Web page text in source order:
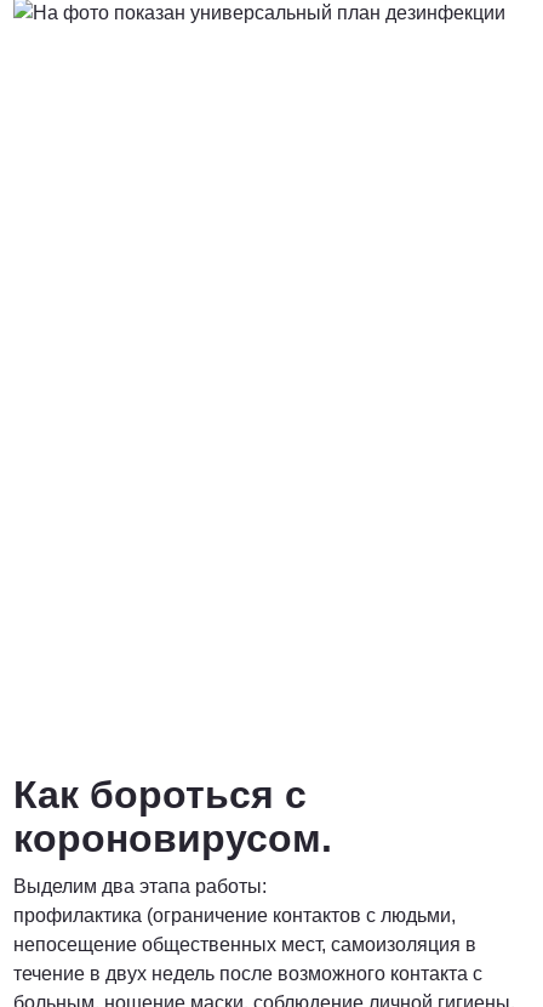
Как бороться с
короновирусом.
Выделим два этапа работы:
профилактика (ограничение контактов с людьми,
непосещение общественных мест, самоизоляция в
течение в двух недель после возможного контакта с
больным, ношение маски, соблюдение личной гигиены,